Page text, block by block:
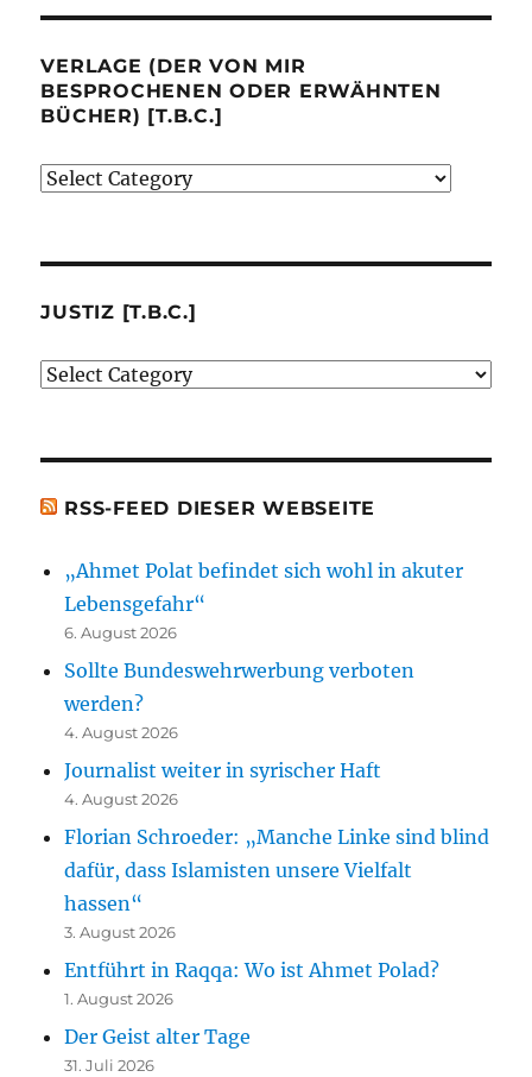
VERLAGE (DER VON MIR
BESPROCHENEN ODER ERWÄHNTEN
BÜCHER) [T.B.C.]
Verlage
besprochenen
erwähnten
JUSTIZ [T.B.C.]
Justiz
RSS-FEED DIESER WEBSEITE
„Ahmet Polat befindet sich wohl in akuter
Lebensgefahr“
6. August 2026
Sollte Bundeswehrwerbung verboten
werden?
4. August 2026
Journalist weiter in syrischer Haft
4. August 2026
Florian Schroeder: „Manche Linke sind blind
dafür, dass Islamisten unsere Vielfalt
hassen“
3. August 2026
Entführt in Raqqa: Wo ist Ahmet Polad?
1. August 2026
Der Geist alter Tage
31. Juli 2026